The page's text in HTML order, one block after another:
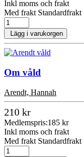
Inkl moms och frakt
Med frakt
Lägg i varukorgen
Om våld
Arendt, Hannah
210 kr
Medlemspris:185 kr
Inkl moms och frakt
Med frakt